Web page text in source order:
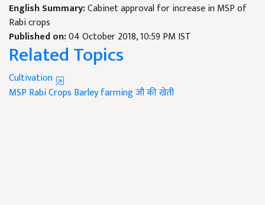
English Summary:Cabinet approval for increase in MSP of
Rabi crops
Published on:04 October 2018, 10:59 PM IST
Related Topics
Cultivation
MSPRabi Crops Barley farmingजौ की खेती